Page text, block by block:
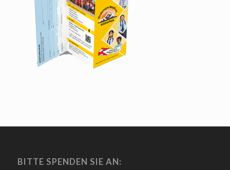
BITTE SPENDEN SIE AN: